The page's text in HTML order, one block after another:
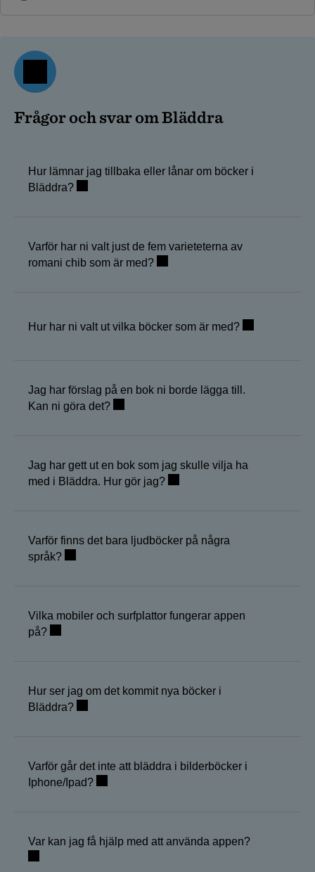
Frågor och svar om Bläddra
Hur lämnar jag tillbaka eller lånar om böcker i
Bläddra?
Varför har ni valt just de fem varieteterna av
romani chib som är med?
Hur har ni valt ut vilka böcker som är med?
Jag har förslag på en bok ni borde lägga till.
Kan ni göra det?
Jag har gett ut en bok som jag skulle vilja ha
med i Bläddra. Hur gör jag?
Varför finns det bara ljudböcker på några
språk?
Vilka mobiler och surfplattor fungerar appen
på?
Hur ser jag om det kommit nya böcker i
Bläddra?
Varför går det inte att bläddra i bilderböcker i
Iphone/Ipad?
Var kan jag få hjälp med att använda appen?